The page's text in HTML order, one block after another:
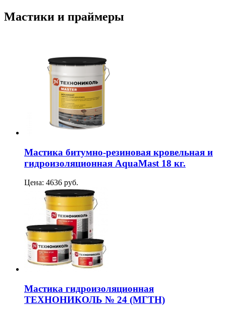
Мастики и праймеры
Мастика битумно-резиновая кровельная и
гидроизоляционная AquaMast 18 кг.
Цена: 4636 руб.
Мастика гидроизоляционная
ТЕХНОНИКОЛЬ № 24 (МГТН)